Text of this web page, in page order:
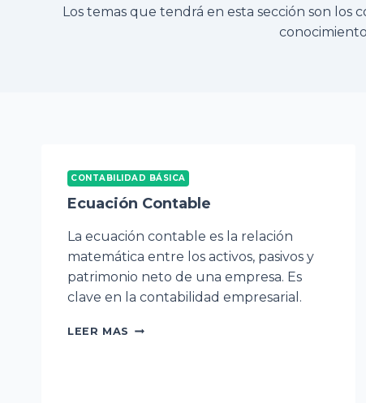
Los temas que tendrá en esta sección son los
CONTABILIDAD BÁSICA
Ecuación Contable
La ecuación contable es la relación
matemática entre los activos, pasivos y
patrimonio neto de una empresa. Es
clave en la contabilidad empresarial.
LEER MAS ECUACIÓN